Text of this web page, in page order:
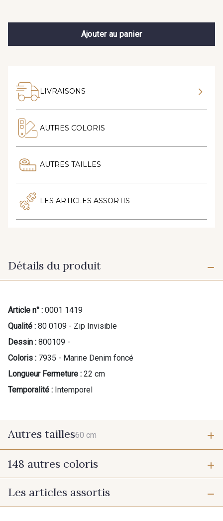
Ajouter au panier
LIVRAISONS
AUTRES COLORIS
AUTRES TAILLES
LES ARTICLES ASSORTIS
Détails du produit
Article n° : 0001 1419
Qualité : 80 0109 - Zip Invisible
Dessin : 800109 -
Coloris : 7935 - Marine Denim foncé
Longueur Fermeture : 22 cm
Temporalité : Intemporel
Autres tailles60 cm
60 cm
148 autres coloris
9975 - Noir Jet
Les articles assortis